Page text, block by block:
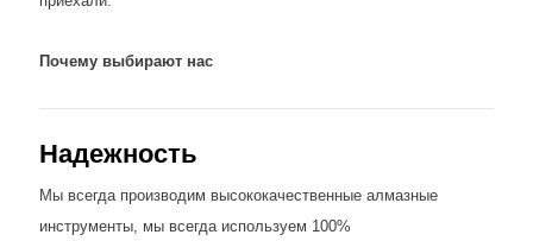
Почему выбирают нас
Надежность
Мы всегда производим высококачественные алмазные
инструменты, мы всегда используем 100%